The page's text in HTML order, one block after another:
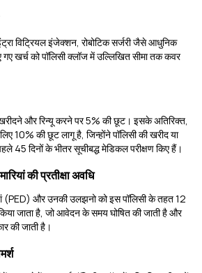
विट्रियल इंजेक्शन, रोबोटिक सर्जरी जैसे आधुनिक
गए खर्च को पॉलिसी क्लॉज में उल्लिखित सीमा तक कवर
और रिन्यू करने पर 5% की छूट। इसके अतिरिक्‍त,
10% की छूट लागू है, जिन्‍होंने पॉलिसी की खरीद या
45 दिनों के भीतर सूचीबद्ध मेडिकल परीक्षण किए हैं।
की प्रतीक्षा अवधि
(PED) और उनकी उलझनो को इस पॉलिसी के तहत 12
जाता है, जो आवेदन के समय घोषित की जाती है और
की जाती है।